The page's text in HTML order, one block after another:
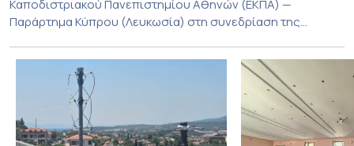
Καποδιστριακού Πανεπιστημίου Αθηνών (ΕΚΠΑ) —
Παράρτημα Κύπρου (Λευκωσία) στη συνεδρίαση της
παράταση της προθεσμίας υποβολής εκδήλωσης
ενδιαφέροντος για την φοίτηση σε Προγράμματα Σπουδών,
Τμημάτων του Πανεπιστημίου μας στο Παράρτημα Κύπρου
για το ακαδημαϊκό έτος 2026-2027, έως τη Δευτέρα 31
Αυγούστου 2026. […]